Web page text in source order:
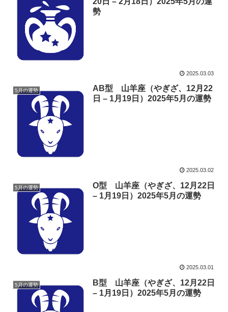
勢
2025.03.03
5月の運勢
AB型 山羊座（やぎざ、12月22
日 – 1月19日）2025年5月の運勢
2025.03.02
5月の運勢
O型 山羊座（やぎざ、12月22日
– 1月19日）2025年5月の運勢
2025.03.01
5月の運勢
B型 山羊座（やぎざ、12月22日
– 1月19日）2025年5月の運勢